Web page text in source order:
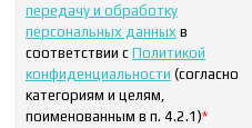
передачу и обработку
персональных данных в
соответствии с Политикой
конфиденциальности (согласно
категориям и целям,
поименованным в п. 4.2.1)*